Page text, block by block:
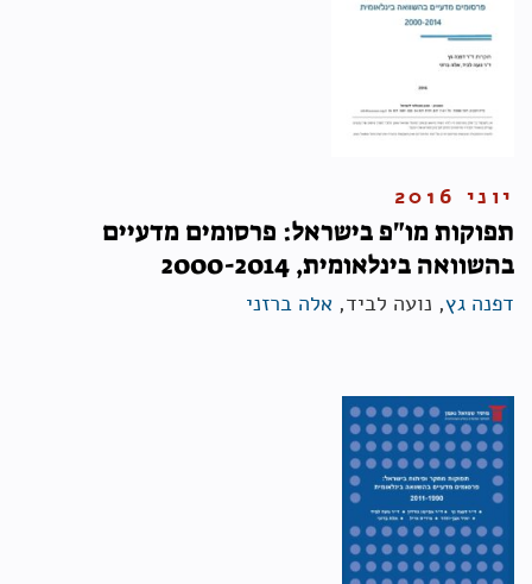
יוני 2016
תפוקות מו"פ בישראל: פרסומים מדעיים
בהשוואה בינלאומית, 2000-2014
דפנה גץ, נועה לביד, אלה ברזני